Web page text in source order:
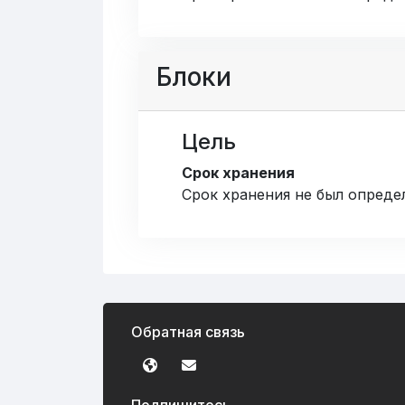
Блоки
Цель
Срок хранения
Срок хранения не был
Обратная связь